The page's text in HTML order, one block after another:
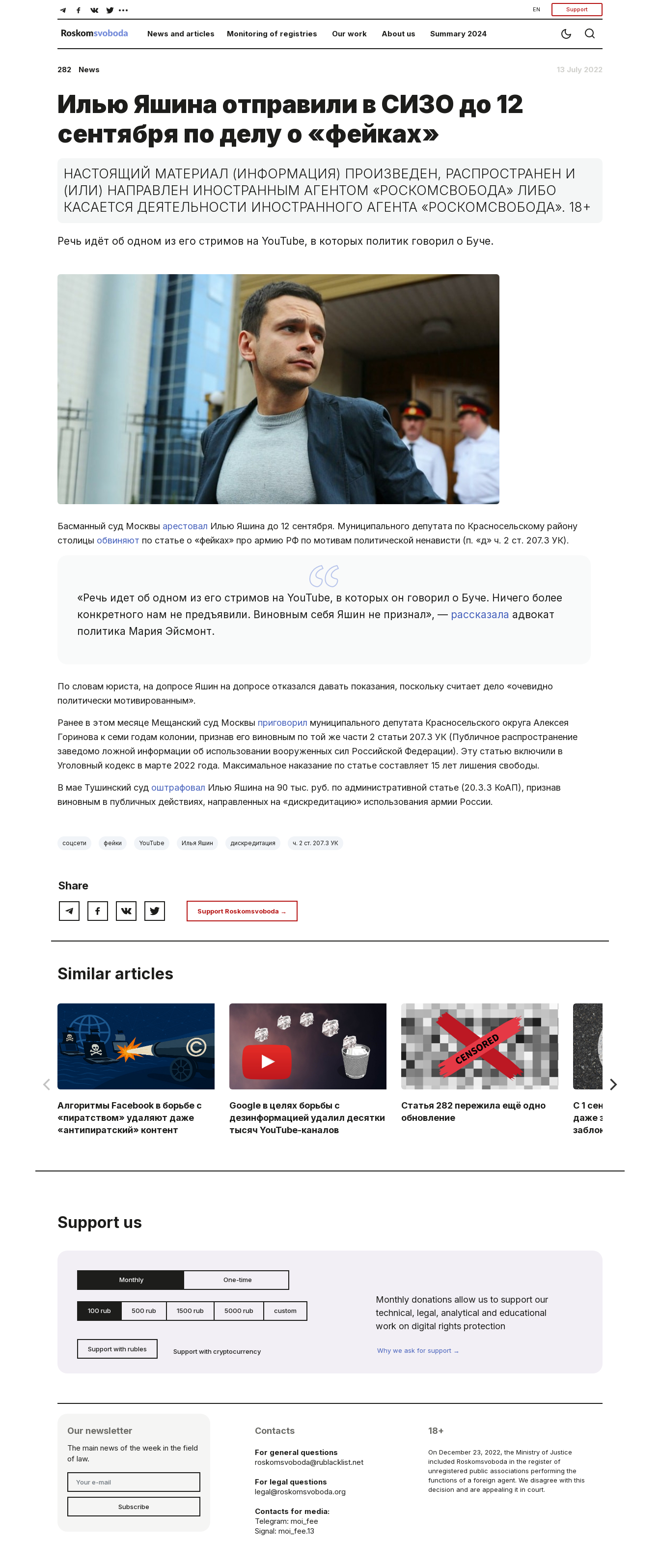
EN Support
News and articles Monitoring of registries Our work About us Summary 2024
282 News 13 July 2022
Илью Яшина отправили в СИЗО до 12
сентября по делу о «фейках»
НАСТОЯЩИЙ МАТЕРИАЛ (ИНФОРМАЦИЯ) ПРОИЗВЕДЕН, РАСПРОСТРАНЕН И
(ИЛИ) НАПРАВЛЕН ИНОСТРАННЫМ АГЕНТОМ «РОСКОМСВОБОДА» ЛИБО
КАСАЕТСЯ ДЕЯТЕЛЬНОСТИ ИНОСТРАННОГО АГЕНТА «РОСКОМСВОБОДА». 18+
Речь идёт об одном из его стримов на YouTube, в которых политик говорил о Буче.
Басманный суд Москвы арестовал Илью Яшина до 12 сентября. Муниципального депутата по Красносельскому району
столицы обвиняют по статье о «фейках» про армию РФ по мотивам политической ненависти (п. «д» ч. 2 ст. 207.3 УК).
«Речь идет об одном из его стримов на YouTube, в которых он говорил о Буче. Ничего более
конкретного нам не предъявили. Виновным себя Яшин не признал», — рассказала адвокат
политика Мария Эйсмонт.
По словам юриста, на допросе Яшин на допросе отказался давать показания, поскольку считает дело «очевидно
политически мотивированным».
Ранее в этом месяце Мещанский суд Москвы приговорил муниципального депутата Красносельского округа Алексея
Горинова к семи годам колонии, признав его виновным по той же части 2 статьи 207.3 УК (Публичное распространение
заведомо ложной информации об использовании вооруженных сил Российской Федерации). Эту статью включили в
Уголовный кодекс в марте 2022 года. Максимальное наказание по статье составляет 15 лет лишения свободы.
В мае Тушинский суд оштрафовал Илью Яшина на 90 тыс. руб. по административной статье (20.3.3 КоАП), признав
виновным в публичных действиях, направленных на «дискредитацию» использования армии России.
соцсети фейки YouTube Илья Яшин дискредитация ч. 2 ст. 207.3 УК
Share
Support Roskomsvoboda →
Similar articles
Алгоритмы Facebook в борьбе с
«пиратством» удаляют даже
«антипиратский» контент
Google в целях борьбы с
дезинформацией удалил десятки
тысяч YouTube-каналов
Статья 282 пережила ещё одно
обновление
С 1 сентября
даже за старую
заблокированных
Support us
Monthly One-time
100 rub 500 rub 1500 rub 5000 rub custom
Support with rubles Support with cryptocurrency
Monthly donations allow us to support our
technical, legal, analytical and educational
work on digital rights protection
Why we ask for support →
Our newsletter
The main news of the week in the field
of law.
Subscribe
Contacts
For general questions
roskomsvoboda@rublacklist.net
For legal questions
legal@roskomsvoboda.org
Contacts for media:
Telegram: moi_fee
Signal: moi_fee.13
18+
On December 23, 2022, the Ministry of Justice
included Roskomsvoboda in the register of
unregistered public associations performing the
functions of a foreign agent. We disagree with this
decision and are appealing it in court.